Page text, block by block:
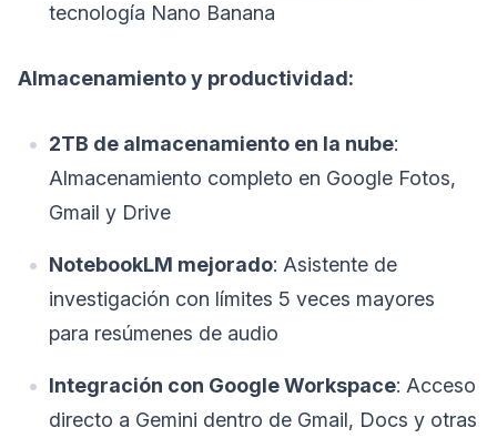
tecnología Nano Banana
Almacenamiento y productividad:
2TB de almacenamiento en la nube:
Almacenamiento completo en Google Fotos,
Gmail y Drive
NotebookLM mejorado: Asistente de
investigación con límites 5 veces mayores
para resúmenes de audio
Integración con Google Workspace: Acceso
directo a Gemini dentro de Gmail, Docs y otras